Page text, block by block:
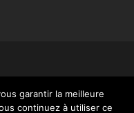
|Politique de
garantir la meilleure
continuez à utiliser ce